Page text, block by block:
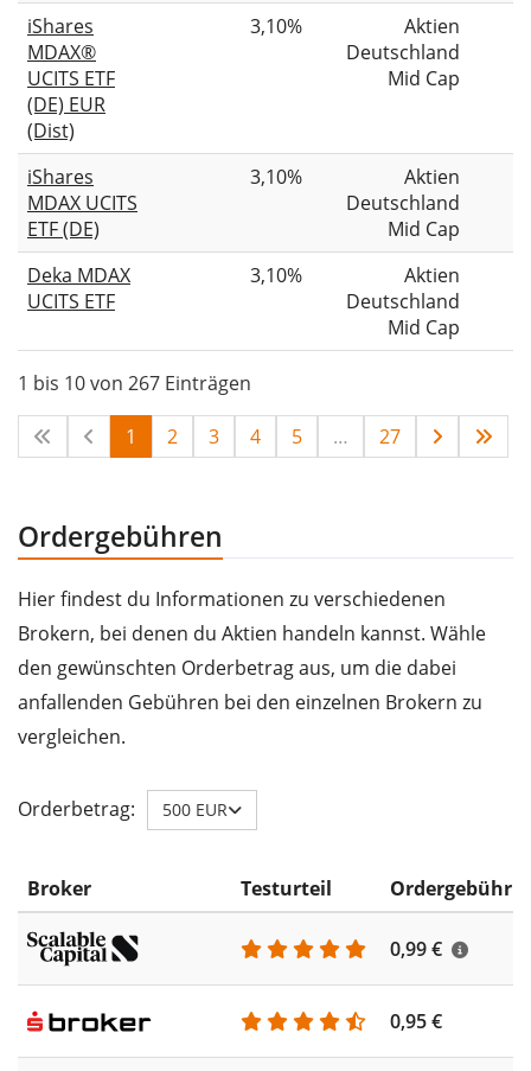
iShares
MDAX®
UCITS ETF
(DE) EUR
(Dist)
3,10%
Aktien
Deutschland
Mid Cap
iShares
MDAX UCITS
ETF (DE)
3,10%
Aktien
Deutschland
Mid Cap
Deka MDAX
UCITS ETF
3,10%
Aktien
Deutschland
Mid Cap
1 bis 10 von 267 Einträgen
1 2 3 4 5 … 27
Ordergebühren
Hier findest du Informationen zu verschiedenen
Brokern, bei denen du Aktien handeln kannst. Wähle
den gewünschten Orderbetrag aus, um die dabei
anfallenden Gebühren bei den einzelnen Brokern zu
vergleichen.
Orderbetrag: 500 EUR
Broker Testurteil Ordergebühr
0,99 €
0,95 €